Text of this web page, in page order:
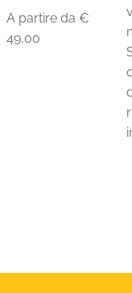
A partire da €
49,00